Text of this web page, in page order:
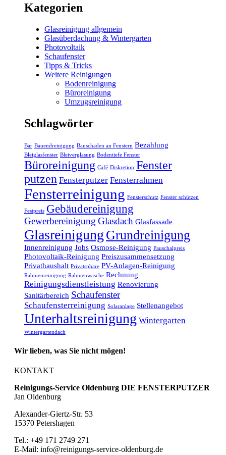
Kategorien
Glasreinigung allgemein
Glasüberdachung & Wintergarten
Photovoltaik
Schaufenster
Tipps & Tricks
Weitere Reinigungen
Bodenreinigung
Büroreinigung
Umzugsreinigung
Schlagwörter
Bar Bauendreinigung Bauschäden an Fenstern Bezahlung
Bleiglasfenster Bleiverglasung Bodentiefe Fenster
Büroreinigung Café Diskretion Fenster
putzen Fensterputzer Fensterrahmen
Fensterreinigung Fensterschutz Fenster schützen
Festpreis Gebäudereinigung
Gewerbereinigung Glasdach Glasfassade
Glasreinigung Grundreinigung
Innenreinigung Jobs Osmose-Reinigung Pauschalpreis
Photovoltaik-Reinigung Preiszusammensetzung
Privathaushalt Privatsphäre PV-Anlagen-Reinigung
Rahmenreinigung Rahmenwäsche Rechnung
Reinigungsdienstleistung Renovierung
Sanitärbereich Schaufenster
Schaufensterreinigung Solaranlage Stellenangebot
Unterhaltsreinigung Wintergarten
Wintergartendach
Wir lieben, was Sie nicht mögen!
KONTAKT
Reinigungs-Service Oldenburg DIE FENSTERPUTZER
Jan Oldenburg
Alexander-Giertz-Str. 53
15370 Petershagen
Tel.: +49 171 2749 271
E-Mail: info@reinigungs-service-oldenburg.de